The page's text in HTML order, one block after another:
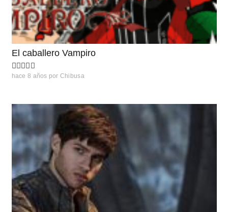
El caballero Vampiro
hace 8 años por Chibusa